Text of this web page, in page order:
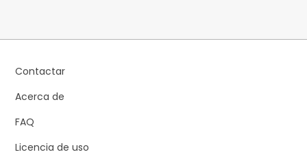
Contactar
Acerca de
FAQ
Licencia de uso